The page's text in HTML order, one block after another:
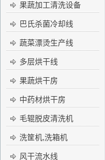
果蔬加工清洗设备
巴氏杀菌冷却线
蔬菜漂烫生产线
多层烘干线
果蔬烘干房
中药材烘干房
毛辊脱皮清洗机
洗筐机,洗箱机
风干流水线